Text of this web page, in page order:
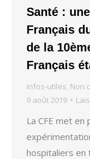
Santé :
Français
de la
Français
infos-utiles, Non
9 août 2019
La CFE met en
hospitaliers en